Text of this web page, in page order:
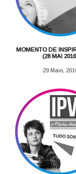
MOMENTO DE
(28 MAI
29 Maio,